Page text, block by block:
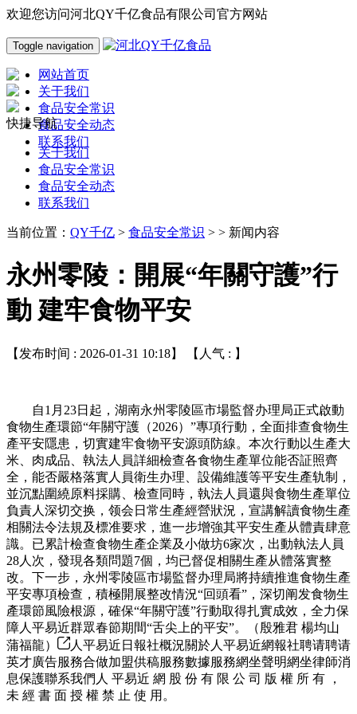
欢迎您访问河北QY千亿食品有限公司官方网站
Toggle navigation
网站首页
关于我们
食品安全常识
食品安全动态
联系我们
快捷导航
关于我们
食品安全常识
食品安全动态
联系我们
当前位置： QY千亿 > 食品安全常识 > > 新闻内容
永州零陵：開展“年關守護”行
動 建牢食物平安
【发布时间 : 2026-01-31 10:18】 【人气 : 】
自1月23日起，湖南永州零陵區市場監督办理局正式啟動
食物生產環節“年關守護（2026）”專項行動，全面排查食物生
產平安隱患，切實建牢食物平安源頭防線。本次行動以生產大
米、肉成品、執法人員詳細檢查各食物生產單位能否証照齊
全，能否嚴格落實人員衛生办理、設備維護等平安生產轨制，
並沉點圍繞原料採購、檢查同時，執法人員還與食物生產單位
負責人深切交换，领会日常生產經營狀況，宣講解讀食物生產
相關法令法規及標准要求，進一步增強其平安生產从體責肆意
識。已累計檢查食物生產企業及小做坊6家次，出動執法人員
28人次，發現各類問題7個，均已督促相關生產从體落實整
改。下一步，永州零陵區市場監督办理局將持續推進食物生產
平安專項檢查，積極開展整改情況“回頭看”，深切阐发食物生
產環節風險根源，確保“年關守護”行動取得扎實成效，全力保
障人平易近群眾春節期間“舌尖上的平安”。（殷雅君 楊均山
蒲福龍）
人平易近日報社概況關於人平易近網報社聘请聘请
英才廣告服務合做加盟供稿服務數據服務網坐聲明網坐律師消
息保護聯系我們人 平易近 網 股 份 有 限 公 司 版 權 所 有 ，
未 經 書 面 授 權 禁 止 使 用。